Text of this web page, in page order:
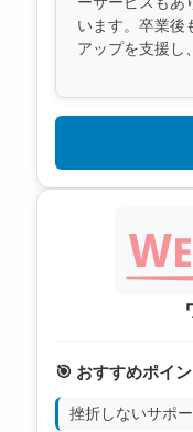
います。卒業後
アップを支援し
🎯 おすすめポイン
挫折しないサポ